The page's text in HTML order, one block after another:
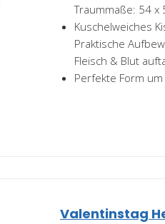
Traummaße: 54 x
Kuschelweiches
Praktische
Fleisch & Blut
Perfekte Form
Valentinstag